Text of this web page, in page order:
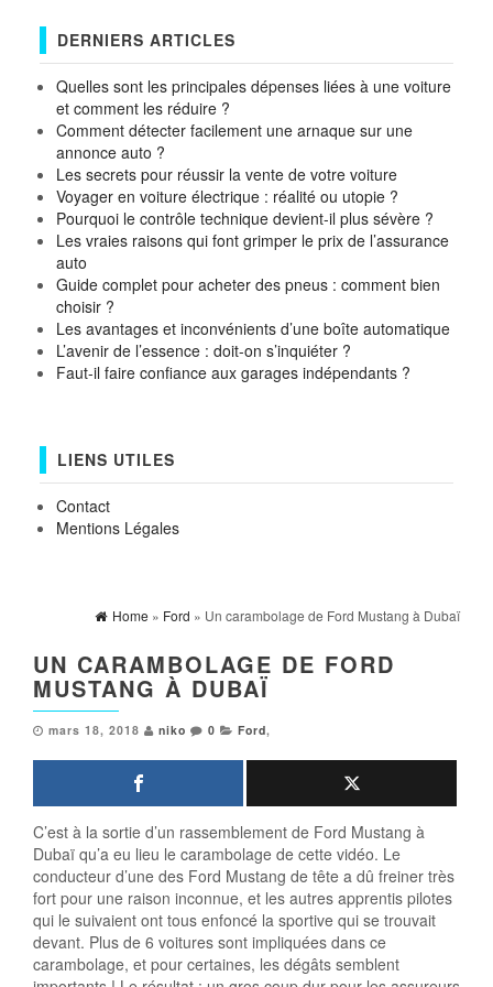
DERNIERS ARTICLES
Quelles sont les principales dépenses liées à une voiture
et comment les réduire ?
Comment détecter facilement une arnaque sur une
annonce auto ?
Les secrets pour réussir la vente de votre voiture
Voyager en voiture électrique : réalité ou utopie ?
Pourquoi le contrôle technique devient-il plus sévère ?
Les vraies raisons qui font grimper le prix de l’assurance
auto
Guide complet pour acheter des pneus : comment bien
choisir ?
Les avantages et inconvénients d’une boîte automatique
L’avenir de l’essence : doit-on s’inquiéter ?
Faut-il faire confiance aux garages indépendants ?
LIENS UTILES
Contact
Mentions Légales
Home » Ford » Un carambolage de Ford Mustang à Dubaï
UN CARAMBOLAGE DE FORD
MUSTANG À DUBAÏ
mars 18, 2018 niko 0 Ford,
C’est à la sortie d’un rassemblement de Ford Mustang à
Dubaï qu’a eu lieu le carambolage de cette vidéo. Le
conducteur d’une des Ford Mustang de tête a dû freiner très
fort pour une raison inconnue, et les autres apprentis pilotes
qui le suivaient ont tous enfoncé la sportive qui se trouvait
devant. Plus de 6 voitures sont impliquées dans ce
carambolage, et pour certaines, les dégâts semblent